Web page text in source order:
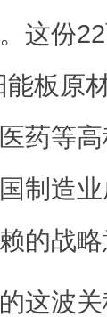
这份
能板原
药等
制造
的战略
波关